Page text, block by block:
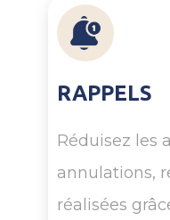
RAPPELS
Réduisez les
annulations,
réalisées